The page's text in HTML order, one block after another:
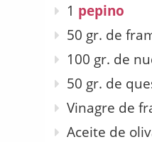
1 pepino
50 gr. de
100 gr. de
50 gr. de
Vinagre de
Aceite de